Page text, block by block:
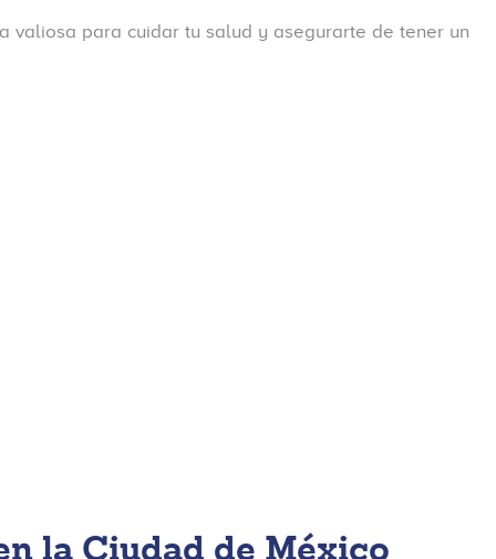
valiosa para cuidar tu salud y asegurarte de tener un
la Ciudad de México